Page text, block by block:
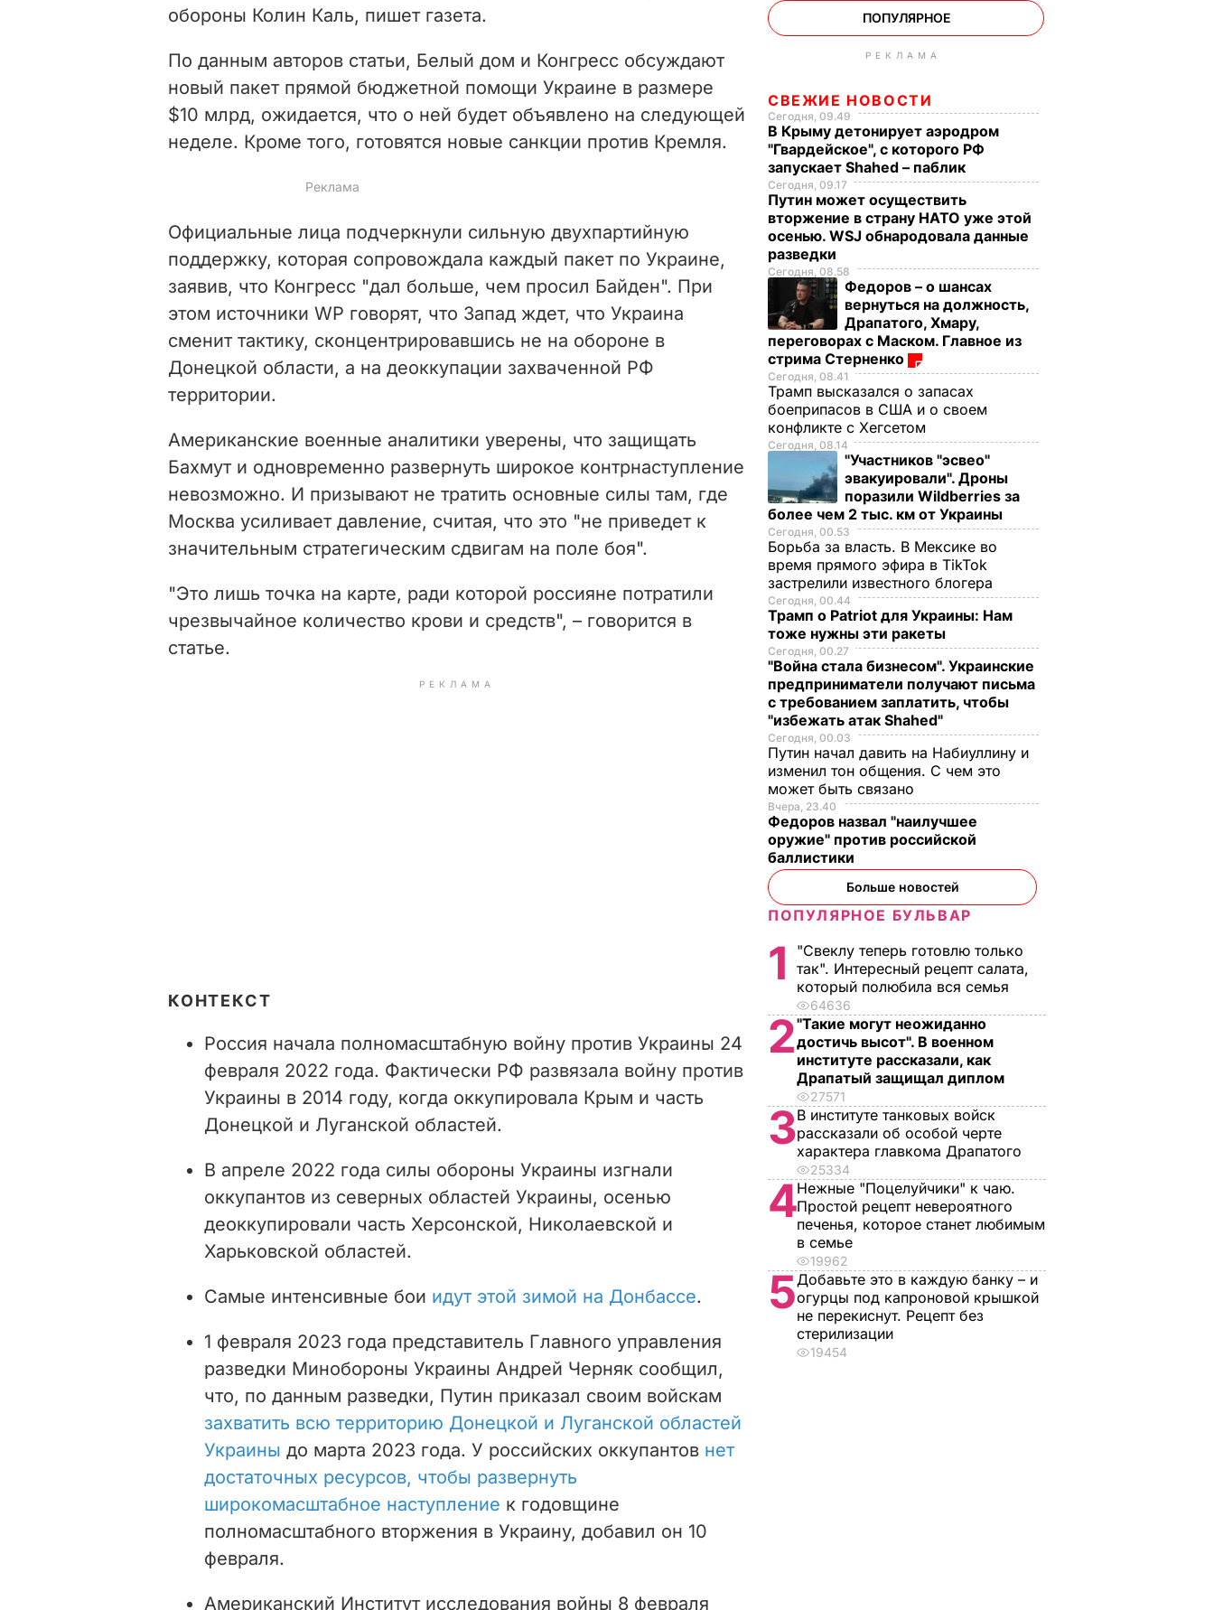
обороны Колин Каль, пишет газета.
По данным авторов статьи, Белый дом и Конгресс обсуждают
новый пакет прямой бюджетной помощи Украине в размере
$10 млрд, ожидается, что о ней будет объявлено на следующей
неделе. Кроме того, готовятся новые санкции против Кремля.
Официальные лица подчеркнули сильную двухпартийную
поддержку, которая сопровождала каждый пакет по Украине,
заявив, что Конгресс "дал больше, чем просил Байден". При
этом источники WP говорят, что Запад ждет, что Украина
сменит тактику, сконцентрировавшись не на обороне в
Донецкой области, а на деоккупации захваченной РФ
территории.
Американские военные аналитики уверены, что защищать
Бахмут и одновременно развернуть широкое контрнаступление
невозможно. И призывают не тратить основные силы там, где
Москва усиливает давление, считая, что это "не приведет к
значительным стратегическим сдвигам на поле боя".
"Это лишь точка на карте, ради которой россияне потратили
чрезвычайное количество крови и средств", – говорится в
статье.
РЕКЛАМА
КОНТЕКСТ
Россия начала полномасштабную войну против Украины 24
февраля 2022 года. Фактически РФ развязала войну против
Украины в 2014 году, когда оккупировала Крым и часть
Донецкой и Луганской областей.
В апреле 2022 года силы обороны Украины изгнали
оккупантов из северных областей Украины, осенью
деоккупировали часть Херсонской, Николаевской и
Харьковской областей.
Самые интенсивные бои идут этой зимой на Донбассе.
1 февраля 2023 года представитель Главного управления
разведки Минобороны Украины Андрей Черняк сообщил,
что, по данным разведки, Путин приказал своим войскам
захватить всю территорию Донецкой и Луганской областей
Украины до марта 2023 года. У российских оккупантов нет
достаточных ресурсов, чтобы развернуть
широкомасштабное наступление к годовщине
полномасштабного вторжения в Украину, добавил он 10
февраля.
Американский Институт исследования войны 8 февраля
ПОПУЛЯРНОЕ
РЕКЛАМА
СВЕЖИЕ НОВОСТИ
Сегодня, 09.49
В Крыму детонирует аэродром
"Гвардейское", с которого РФ
запускает Shahed – паблик
Сегодня, 09.17
Путин может осуществить
вторжение в страну НАТО уже этой
осенью. WSJ обнародовала данные
разведки
Сегодня, 08.58
Федоров – о шансах
вернуться на должность,
Драпатого, Хмару,
переговорах с Маском. Главное из
стрима Стерненко
Сегодня, 08.41
Трамп высказался о запасах
боеприпасов в США и о своем
конфликте с Хегсетом
Сегодня, 08.14
"Участников "эсвео"
эвакуировали". Дроны
поразили Wildberries за
более чем 2 тыс. км от Украины
Сегодня, 00.53
Борьба за власть. В Мексике во
время прямого эфира в TikTok
застрелили известного блогера
Сегодня, 00.44
Трамп о Patriot для Украины: Нам
тоже нужны эти ракеты
Сегодня, 00.27
"Война стала бизнесом". Украинские
предприниматели получают письма
с требованием заплатить, чтобы
"избежать атак Shahed"
Сегодня, 00.03
Путин начал давить на Набиуллину и
изменил тон общения. С чем это
может быть связано
Вчера, 23.40
Федоров назвал "наилучшее
оружие" против российской
баллистики
Больше новостей
ПОПУЛЯРНОЕ БУЛЬВАР
1
"Свеклу теперь готовлю только
так". Интересный рецепт салата,
который полюбила вся семья
64636
2"Такие могут неожиданно
достичь высот". В военном
институте рассказали, как
Драпатый защищал диплом
27571
3В институте танковых войск
рассказали об особой черте
характера главкома Драпатого
25334
4Нежные "Поцелуйчики" к чаю.
Простой рецепт невероятного
печенья, которое станет любимым
в семье
19962
5Добавьте это в каждую банку – и
огурцы под капроновой крышкой
не перекиснут. Рецепт без
стерилизации
19454